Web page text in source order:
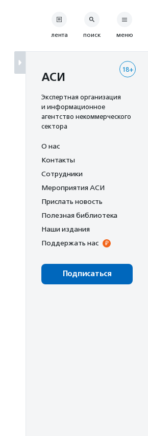
лента поиск меню
18+
АСИ
Экспертная организация
и информационное
агентство некоммерческого
сектора
О нас
Контакты
Сотрудники
Мероприятия АСИ
Прислать новость
Полезная библиотека
Наши издания
Поддержать нас
Подписаться